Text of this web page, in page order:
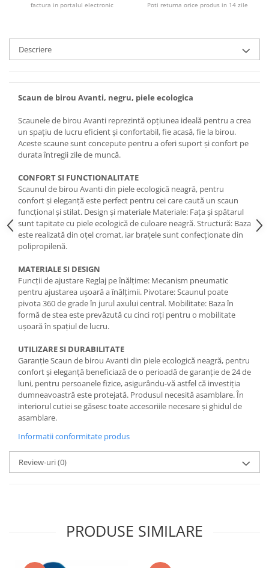
factura in portalul electronic
Poti returna orice produs in 14 zile
Descriere
Scaun de birou Avanti, negru, piele ecologica
Scaunele de birou Avanti reprezintă opțiunea ideală pentru a crea
un spațiu de lucru eficient și confortabil, fie acasă, fie la birou.
Aceste scaune sunt concepute pentru a oferi suport și confort pe
durata întregii zile de muncă.
CONFORT SI FUNCTIONALITATE
Scaunul de birou Avanti din piele ecologică neagră, pentru
confort și eleganță este perfect pentru cei care caută un scaun
funcțional și stilat. Design și materiale Materiale: Fața și spătarul
sunt tapitate cu piele ecologică de culoare neagră. Structură: Baza
este realizată din oțel cromat, iar brațele sunt confecționate din
polipropilenă.
MATERIALE SI DESIGN
Funcții de ajustare Reglaj pe înălțime: Mecanism pneumatic
pentru ajustarea ușoară a înălțimii. Pivotare: Scaunul poate
pivota 360 de grade în jurul axului central. Mobilitate: Baza în
formă de stea este prevăzută cu cinci roți pentru o mobilitate
ușoară în spațiul de lucru.
UTILIZARE SI DURABILITATE
Garanție Scaun de birou Avanti din piele ecologică neagră, pentru
confort și eleganță beneficiază de o perioadă de garanție de 24 de
luni, pentru persoanele fizice, asigurându-vă astfel că investiția
dumneavoastră este protejată. Produsul necesită asamblare. În
interiorul cutiei se găsesc toate accesoriile necesare și ghidul de
asamblare.
Informatii conformitate produs
Review-uri(0)
PRODUSE SIMILARE